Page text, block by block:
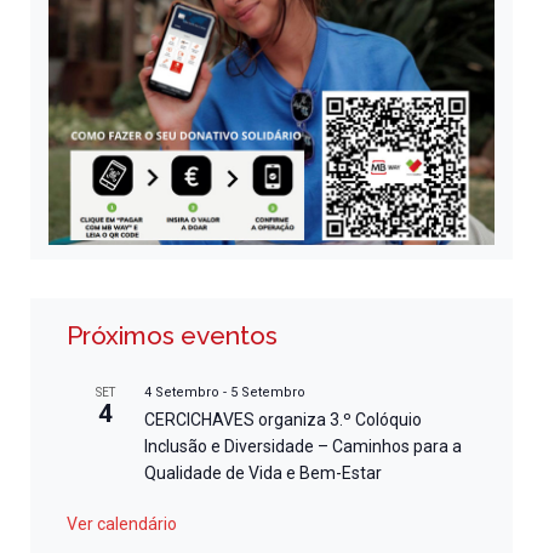
Próximos eventos
SET
4
4 Setembro - 5 Setembro
CERCICHAVES organiza 3.º Colóquio
Inclusão e Diversidade – Caminhos para a
Qualidade de Vida e Bem-Estar
Ver calendário